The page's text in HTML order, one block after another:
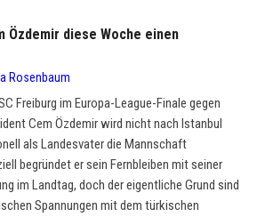
Özdemir diese Woche einen
Rosenbaum
Freiburg im Europa-League-Finale gegen
Cem Özdemir wird nicht nach Istanbul
als Landesvater die Mannschaft
begründet er sein Fernbleiben mit seiner
im Landtag, doch der eigentliche Grund sind
Spannungen mit dem türkischen